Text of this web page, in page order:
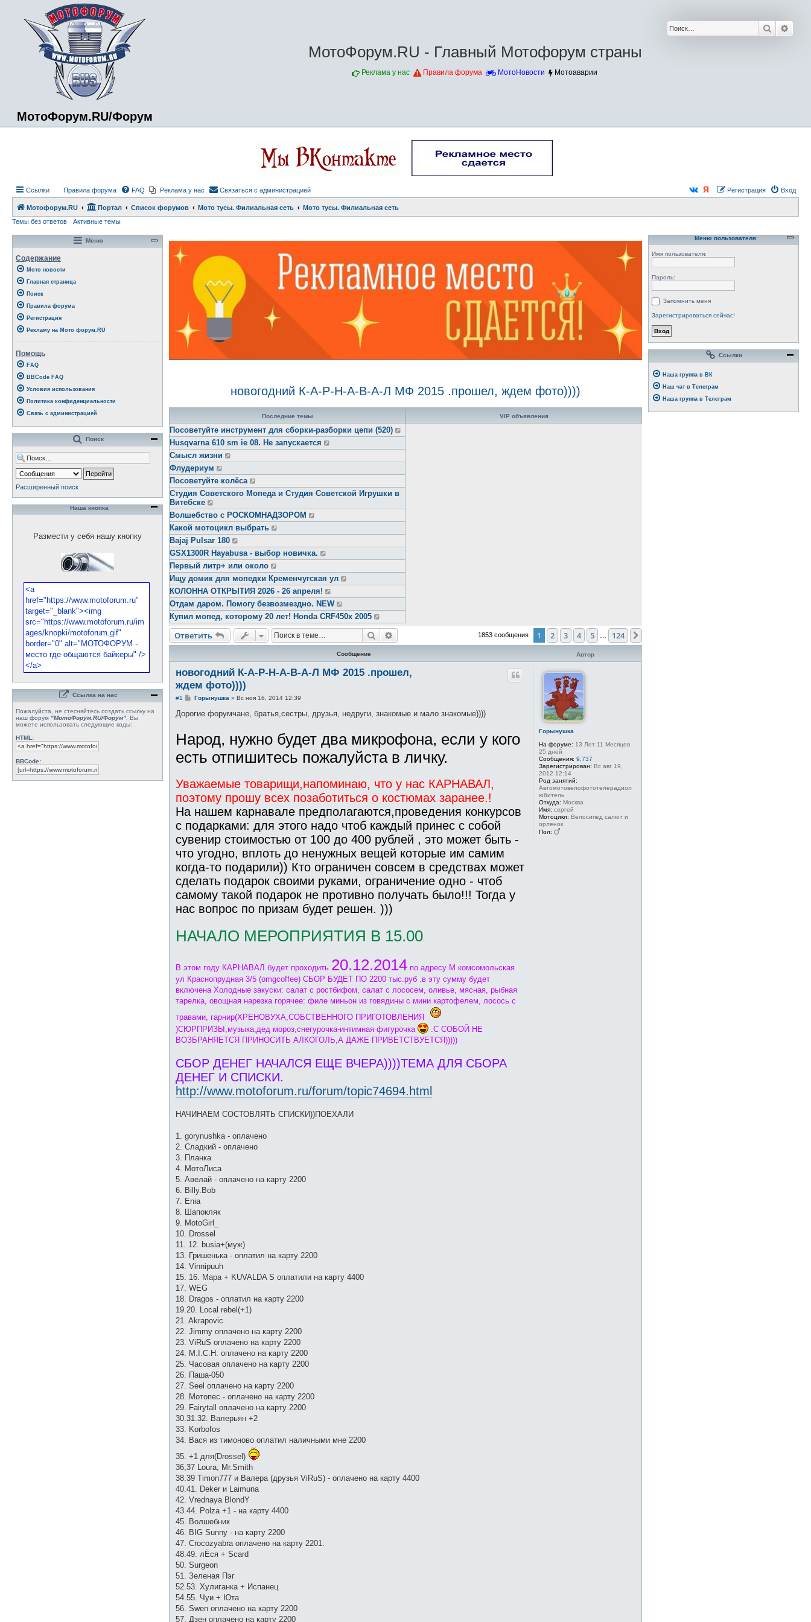
МотоФорум.RU/Форум
Поиск
МотоФорум.RU - Главный Мотофорум страны
Реклама у нас Правила форума МотоНовости Мотоаварии
Ссылки Правила форума FAQ Реклама у нас Связаться с администрацией Вход
Регистрация
Мотофорум.RU Портал Список форумов Мото тусы. Филиальная сеть
Мото тусы. Филиальная сеть
Темы без ответов
Активные темы
новогодний К-А-Р-Н-А-В-А-Л МФ 2015 .прошел, ждем фото))))
Последние темы
Посоветуйте инструмент для сборки-разборки цепи (520)
Husqvarna 610 sm ie 08. Не запускается
Смысл жизни
Флудериум
Посоветуйте колёса
Студия Советского Мопеда и Студия Советской Игрушки в
Витебске
Волшебство с РОСКОМНАДЗОРОМ
Какой мотоцикл выбрать
Bajaj Pulsar 180
GSX1300R Hayabusa - выбор новичка.
Первый литр+ или около
Ищу домик для мопедки Кременчугская ул
КОЛОННА ОТКРЫТИЯ 2026 - 26 апреля!
Отдам даром. Помогу безвозмездно. NEW
Купил мопед, которому 20 лет! Honda CRF450x 2005
VIP объявления
Ответить Поиск 1853 сообщения 1 2 3 4 5 124
Сообщение Автор
Горынушка
На форуме: 13 Лет 11 Месяцев
25 дней
Сообщения: 9,737
Зарегистрирован: Вс авг 19,
2012 12:14
Род занятий:
Автомотовелофототелерадиол
юбитель
Откуда: Москва
Имя: сергей
Мотоцикл: Велосипед салют и
орленок
Пол:
новогодний К-А-Р-Н-А-В-А-Л МФ 2015 .прошел,
ждем фото))))
#1
С
о
н
е
Горынушка» Вс ноя 16, 2014 12:39
Дорогие форумчане, братья,сестры, друзья, недруги, знакомые и мало знакомые))))
Народ, нужно будет два микрофона, если у кого
есть отпишитесь пожалуйста в личку.
Уважаемые товарищи,напоминаю, что у нас КАРНАВАЛ,
поэтому прошу всех позаботиться о костюмах заранее.!
На нашем карнавале предполагаются,проведения конкурсов
с подарками: для этого надо чтоб каждый принес с собой
сувенир стоимостью от 100 до 400 рублей , это может быть -
что угодно, вплоть до ненужных вещей которые им самим
когда-то подарили)) Кто ограничен совсем в средствах может
сделать подарок своими руками, ограничение одно - чтоб
самому такой подарок не противно получать было!!! Тогда у
нас вопрос по призам будет решен. )))
НАЧАЛО МЕРОПРИЯТИЯ В 15.00
В этом году КАРНАВАЛ будет проходить 20.12.2014 по адресу М комсомольская
ул Краснопрудная 3/5 (omgcoffee) СБОР БУДЕТ ПО 2200 тыс.руб .в эту сумму будет
включена Холодные закуски: салат с ростбифом, салат с лососем, оливье, мясная, рыбная
тарелка, овощная нарезка горячее: филе миньон из говядины с мини картофелем, лосось с
травами, гарнир(ХРЕНОВУХА,СОБСТВЕННОГО ПРИГОТОВЛЕНИЯ
)СЮРПРИЗЫ,музыка,дед мороз,снегурочка-интимная фигурочка
.С СОБОЙ НЕ
ВОЗБРАНЯЕТСЯ ПРИНОСИТЬ АЛКОГОЛЬ,А ДАЖЕ ПРИВЕТСТВУЕТСЯ)))))
СБОР ДЕНЕГ НАЧАЛСЯ ЕЩЕ ВЧЕРА))))ТЕМА ДЛЯ СБОРА
ДЕНЕГ И СПИСКИ.
http://www.motoforum.ru/forum/topic74694.html
НАЧИНАЕМ СОСТОВЛЯТЬ СПИСКИ))ПОЕХАЛИ
1. gorynushka - оплачено
2. Сладкий - оплачено
3. Планка
4. МотоЛиса
5. Авелай - оплачено на карту 2200
6. Billy.Bob
7. Enia
8. Шапокляк
9. MotoGirl_
10. Drossel
11. 12. busia+(муж)
13. Гришенька - оплатил на карту 2200
14. Vinnipuuh
15. 16. Мара + KUVALDA S оплатили на карту 4400
17. WEG
18. Dragos - оплатил на карту 2200
19.20. Local rebel(+1)
21. Akrapovic
22. Jimmy оплачено на карту 2200
23. ViRuS оплачено на карту 2200
24. M.I.C.H. оплачено на карту 2200
25. Часовая оплачено на карту 2200
26. Паша-050
27. Seel оплачено на карту 2200
28. Мотопес - оплачено на карту 2200
29. Fairytall оплачено на карту 2200
30.31.32. Валерьян +2
33. Korbofos
34. Вася из тимоново оплатил наличными мне 2200
35. +1 для(Drossel)
36,37 Loura, Mr.Smith
38.39 Timon777 и Валера (друзья ViRuS) - оплачено на карту 4400
40.41. Deker и Laimuna
42. Vrednaya BlondY
43.44. Polza +1 - на карту 4400
45. Волшебник
46. BIG Sunny - на карту 2200
47. Crocozyabra оплачено на карту 2201.
48.49. лЁся + Scard
50. Surgeon
51. Зеленая Пэг
52.53. Хулиганка + Испанец
54.55. Чуи + Юта
56. Swen оплачено на карту 2200
57. Дзен оплачено на карту 2200
Меню
Содержание
Мото новости
Главная страница
Поиск
Правила форума
Регистрация
Рекламу на Мото форум.RU
Помощь
FAQ
BBCode FAQ
Условия использования
Политика конфиденциальности
Связь с администрацией
Поиск
Расширенный поиск
Наша кнопка
Размести у себя нашу кнопку
Ссылка на нас
Пожалуйста, не стесняйтесь создать ссылку на
наш форум "МотоФорум.RU/Форум" . Вы
можете использовать следующие коды:
HTML:
BBCode:
Меню пользователя
Имя пользователя:
Пароль:
Запомнить меня
Зарегистрироваться сейчас!
Ссылки
Наша группа в ВК
Наш чат в Телеграм
Наша группа в Телеграм